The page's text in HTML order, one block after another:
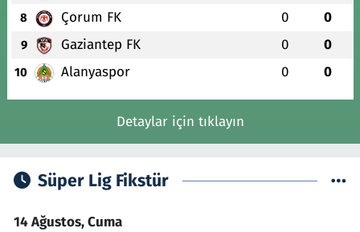
8 Çorum FK 0 0
9 Gaziantep FK 0 0
10 Alanyaspor 0 0
Detaylar için tıklayın
Süper Lig Fikstür
14 Ağustos, Cuma